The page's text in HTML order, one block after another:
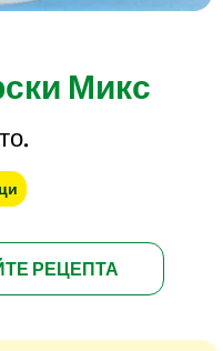
Микс
РЕЦЕПТА